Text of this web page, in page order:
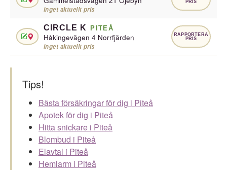
inget aktuellt pris
PRIS
CIRCLE K PITEÅ
Håkingevägen 4 Norrfjärden
inget aktuellt pris
RAPPORTERA
PRIS
Tips!
Bästa försäkringar för dig i Piteå
Apotek för dig i Piteå
Hitta snickare i Piteå
Blombud i Piteå
Elavtal i Piteå
Hemlarm i Piteå